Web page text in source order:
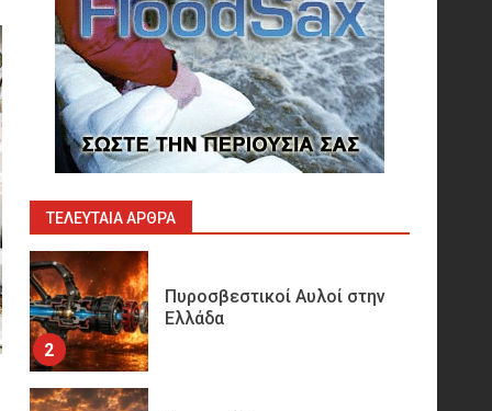
ΤΕΛΕΥΤΑΊΑ ΆΡΘΡΑ
10
10 συχνά λάθη σε
περιορισμένους χώρους που
οδηγούν σε ατύχημα
1
Πυρόσβεση και Διάσωση σε
2
Πυροσβεστικοί Αυλοί στην
Ελλάδα